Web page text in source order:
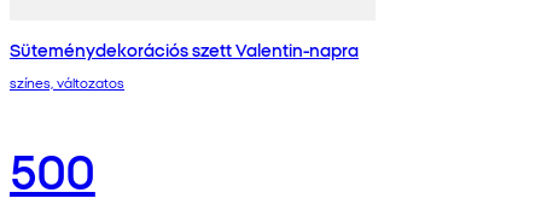
Süteménydekorációs szett Valentin-napra
színes, változatos
500